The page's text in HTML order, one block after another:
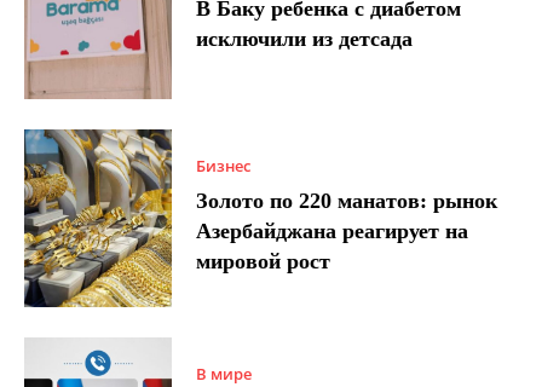
В Баку ребенка с диабетом
исключили из детсада
Бизнес
Золото по 220 манатов: рынок
Азербайджана реагирует на
мировой рост
В мире